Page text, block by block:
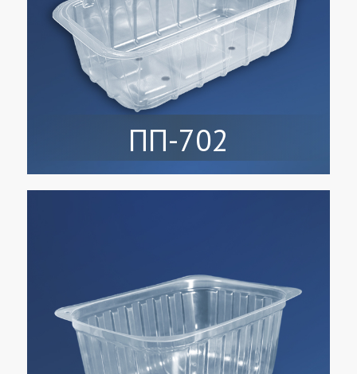
ПП-702